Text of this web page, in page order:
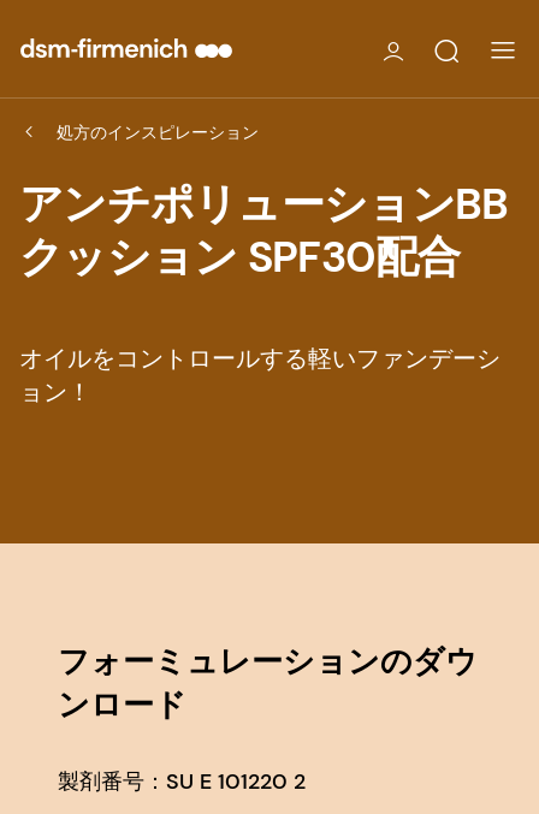
処方のインスピレーション
アンチポリューションBB
クッション SPF30配合
オイルをコントロールする軽いファンデーシ
ョン！
フォーミュレーションのダウ
ンロード
製剤番号：SU E 101220 2